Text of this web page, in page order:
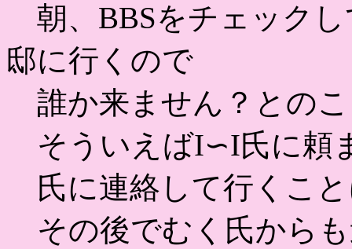
朝、BBSをチェック
邸に行くので
誰か来ません？との
そういえばI∽I氏に頼
氏に連絡して行くこ
その後でむく氏から